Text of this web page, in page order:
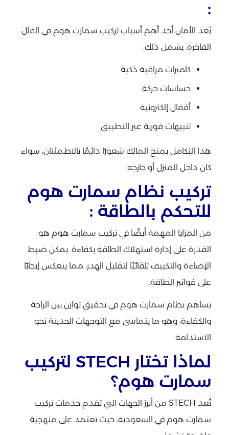
:
يُعد الأمان أحد أهم أسباب تركيب سمارت هوم في الفلل
الفاخرة. يشمل ذلك:
كاميرات مراقبة ذكية.
حساسات حركة.
أقفال إلكترونية.
تنبيهات فورية عبر التطبيق.
هذا التكامل يمنح المالك شعورًا دائمًا بالاطمئنان، سواء
كان داخل المنزل أو خارجه.
تركيب نظام سمارت هوم
للتحكم بالطاقة :
من المزايا المهمة أيضًا في تركيب سمارت هوم هو
القدرة على إدارة استهلاك الطاقة بكفاءة. يمكن ضبط
الإضاءة والتكييف تلقائيًا لتقليل الهدر، مما ينعكس إيجابًا
على فواتير الطاقة.
يساهم نظام سمارت هوم في تحقيق توازن بين الراحة
والكفاءة، وهو ما يتماشى مع التوجهات الحديثة نحو
الاستدامة.
لماذا تختار STECH لتركيب
سمارت هوم؟
تُعد STECH من أبرز الجهات التي تقدم خدمات تركيب
سمارت هوم في السعودية، حيث تعتمد على منهجية